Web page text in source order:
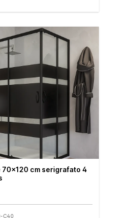
cm serigrafato 4
C40